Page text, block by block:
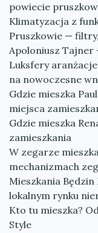
powiecie
Klimatyzacja z
Pruszkowie —
Apoloniusz Tajner
Luksfery
na nowoczesne
Gdzie mieszka
miejsca
Gdzie mieszka
zamieszkania
W zegarze
mechanizmach
Mieszkania Będzin
lokalnym rynku
Kto tu mieszka?
Style